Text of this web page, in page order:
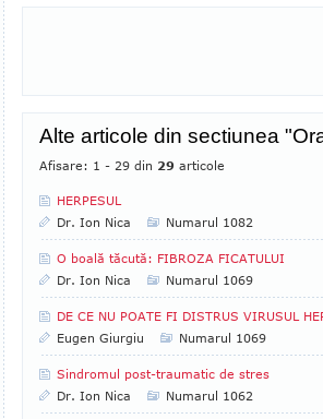
Alte articole din sectiunea
Afisare: 1 - 29 din 29 articole
HERPESUL
Dr. Ion Nica
Numarul 1082
O boală tăcută: FIBROZA FICATULUI
Dr. Ion Nica
Numarul 1069
DE CE NU POATE FI DISTRUS VIRUSUL
Eugen Giurgiu
Numarul 1069
Sindromul post-traumatic de stres
Dr. Ion Nica
Numarul 1062